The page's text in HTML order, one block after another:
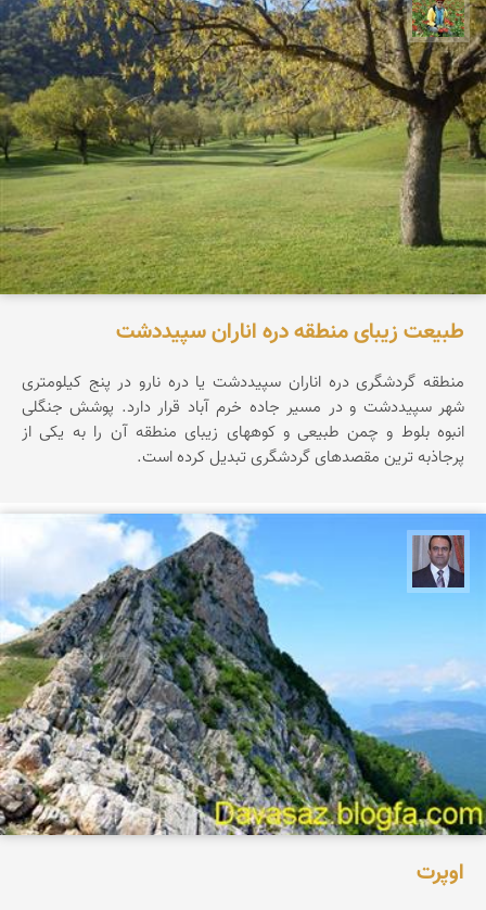
اسفندیار خدایی
طبیعت زیبای منطقه دره اناران سپیددشت
منطقه گردشگری دره اناران سپیددشت یا دره نارو در پنج کیلومتری
شهر سپیددشت و در مسیر جاده خرم آباد قرار دارد. پوشش جنگلی
انبوه بلوط و چمن طبیعی و کوههای زیبای منطقه آن را به یکی از
پرجاذبه ترین مقصدهای گردشگری تبدیل کرده است.
اوپرت